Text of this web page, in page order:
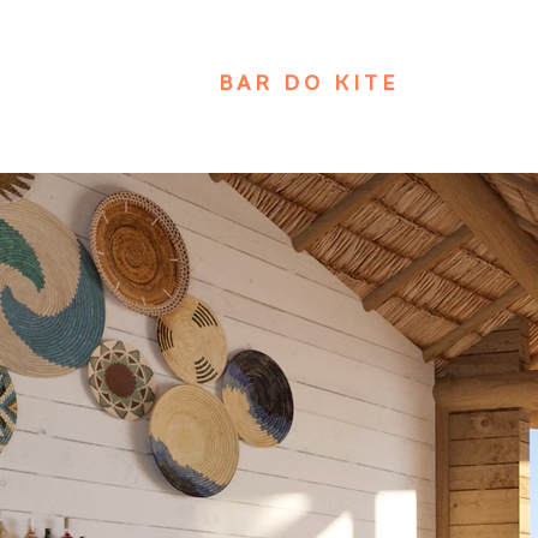
BAR DO KITE